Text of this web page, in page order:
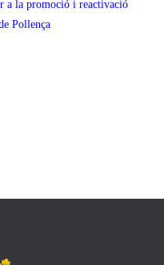
a la promoció i reactivació
Pollença